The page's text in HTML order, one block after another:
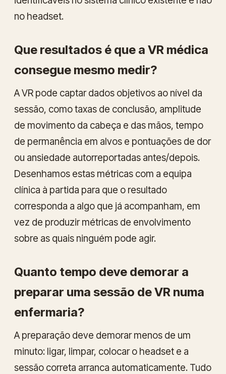
no headset.
Que resultados é que a VR médica
consegue mesmo medir?
A VR pode captar dados objetivos ao nível da
sessão, como taxas de conclusão, amplitude
de movimento da cabeça e das mãos, tempo
de permanência em alvos e pontuações de dor
ou ansiedade autorreportadas antes/depois.
Desenhamos estas métricas com a equipa
clínica à partida para que o resultado
corresponda a algo que já acompanham, em
vez de produzir métricas de envolvimento
sobre as quais ninguém pode agir.
Quanto tempo deve demorar a
preparar uma sessão de VR numa
enfermaria?
A preparação deve demorar menos de um
minuto: ligar, limpar, colocar o headset e a
sessão correta arranca automaticamente. Tudo